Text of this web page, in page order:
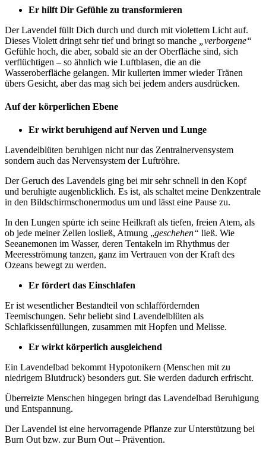
Er hilft Dir Gefühle zu transformieren
Der Lavendel füllt Dich durch und durch mit violettem Licht auf.
Dieses Violett dringt sehr tief und bringt so manche
„verborgene“
Gefühle hoch, die aber, sobald sie an der Oberfläche sind, sich
verflüchtigen – so ähnlich wie Luftblasen, die an die
Wasseroberfläche gelangen. Mir kullerten immer wieder Tränen
übers Gesicht, aber das mag sich bei jedem anders ausdrücken.
Auf der körperlichen Ebene
Er wirkt beruhigend auf Nerven und Lunge
Lavendelblüten beruhigen nicht nur das Zentralnervensystem
sondern auch das Nervensystem der Luftröhre.
Der Geruch des Lavendels ging bei mir sehr schnell in den Kopf
und beruhigte augenblicklich. Es ist, als schaltet meine Denkzentrale
in den Bildschirmschonermodus um und lässt eine Pause zu.
In den Lungen spürte ich seine Heilkraft als tiefen, freien Atem, als
ob jede meiner Zellen losließ, Atmung „geschehen“ ließ. Wie
Seeanemonen im Wasser, deren Tentakeln im Rhythmus der
Meeresströmung tanzen, ganz im Vertrauen von der Kraft des
Ozeans bewegt zu werden.
Er fördert das Einschlafen
Er ist wesentlicher Bestandteil von schlaffördernden
Teemischungen. Sehr beliebt sind Lavendelblüten als
Schlafkissenfüllungen, zusammen mit Hopfen und Melisse.
Er wirkt körperlich ausgleichend
Ein Lavendelbad bekommt Hypotonikern (Menschen mit zu
niedrigem Blutdruck) besonders gut. Sie werden dadurch erfrischt.
Überreizte Menschen hingegen bringt das Lavendelbad Beruhigung
und Entspannung.
Der Lavendel ist eine hervorragende Pflanze zur Unterstützung bei
Burn Out bzw. zur Burn Out – Prävention.